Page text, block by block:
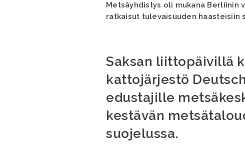
Metsäyhdistys oli mukana
ratkaisut tulevaisuuden haasteisiin
Saksan liittopäivillä
kattojärjestö
edustajille
kestävän
suojelussa.